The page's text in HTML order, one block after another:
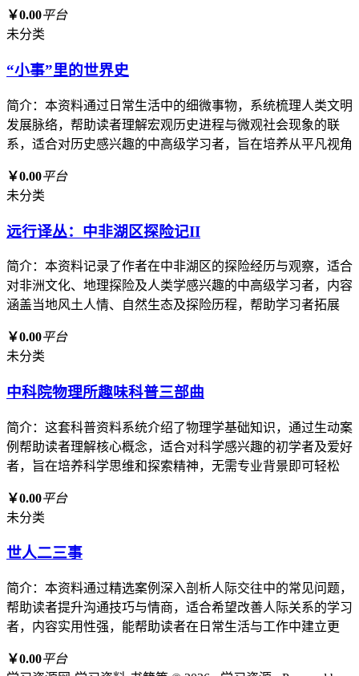
￥0.00平台
未分类
“小事”里的世界史
简介：本资料通过日常生活中的细微事物，系统梳理人类文明
发展脉络，帮助读者理解宏观历史进程与微观社会现象的联
系，适合对历史感兴趣的中高级学习者，旨在培养从平凡视角
￥0.00平台
未分类
远行译丛：中非湖区探险记II
简介：本资料记录了作者在中非湖区的探险经历与观察，适合
对非洲文化、地理探险及人类学感兴趣的中高级学习者，内容
涵盖当地风土人情、自然生态及探险历程，帮助学习者拓展
￥0.00平台
未分类
中科院物理所趣味科普三部曲
简介：这套科普资料系统介绍了物理学基础知识，通过生动案
例帮助读者理解核心概念，适合对科学感兴趣的初学者及爱好
者，旨在培养科学思维和探索精神，无需专业背景即可轻松
￥0.00平台
未分类
世人二三事
简介：本资料通过精选案例深入剖析人际交往中的常见问题，
帮助读者提升沟通技巧与情商，适合希望改善人际关系的学习
者，内容实用性强，能帮助读者在日常生活与工作中建立更
￥0.00平台